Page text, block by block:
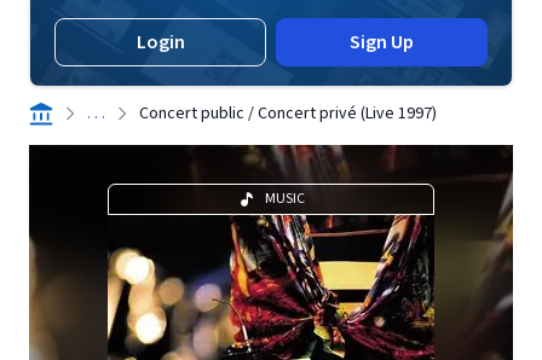
Login Sign Up
. . . Concert public / Concert privé (Live 1997)
MUSIC